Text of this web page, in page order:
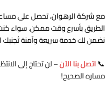
معشركة الرهوان، تحصل على
الطريق بأسرع وقت ممكن. سواء
نضمن لك خدمة سريعة وآمنة تُجنبك
📞اتصل بنا الآن– لن تحتاج إلى
مساره الصحيح!